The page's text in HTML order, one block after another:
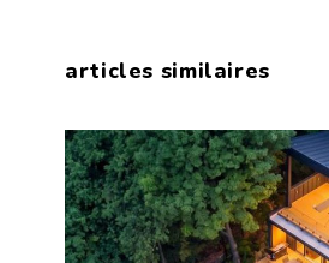
articles similaires